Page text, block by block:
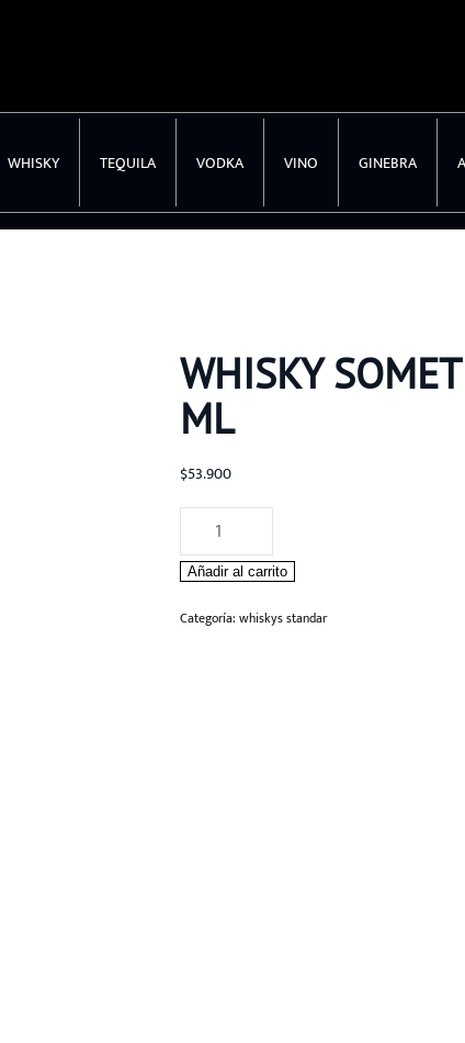
WHISKY TEQUILA VODKA VINO GINEBRA
WHISKY
ML
$53.900
Whisky
Something
Special
750
Añadir al carrito
Categoría: whiskys standar